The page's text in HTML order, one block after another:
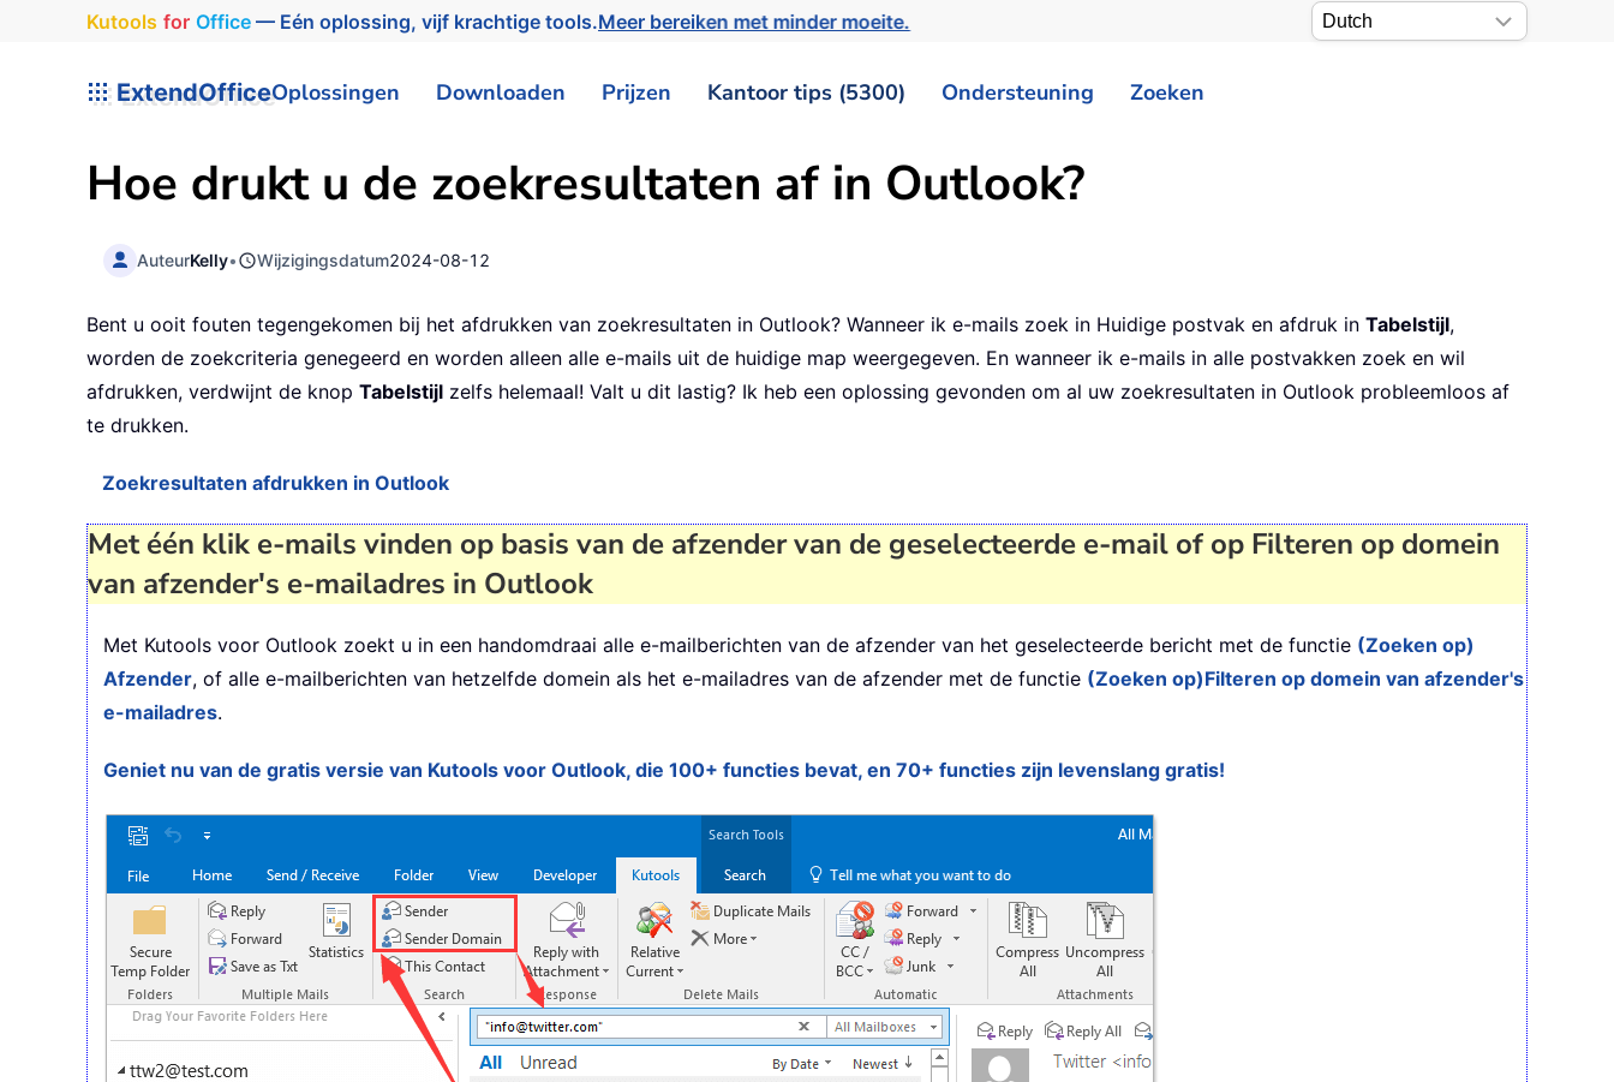
Kutools for Office— Eén oplossing, vijf krachtige tools.Meer bereiken met minder moeite.
ExtendOfficeOplossingen Downloaden Prijzen Kantoor tips (5300) Ondersteuning Zoeken
Hoe drukt u de zoekresultaten af in Outlook?
AuteurKelly• Wijzigingsdatum2024-08-12
Bent u ooit fouten tegengekomen bij het afdrukken van zoekresultaten in Outlook? Wanneer ik e-mails zoek in Huidige postvak en afdruk in Tabelstijl,
worden de zoekcriteria genegeerd en worden alleen alle e-mails uit de huidige map weergegeven. En wanneer ik e-mails in alle postvakken zoek en wil
afdrukken, verdwijnt de knop Tabelstijl zelfs helemaal! Valt u dit lastig? Ik heb een oplossing gevonden om al uw zoekresultaten in Outlook probleemloos af
te drukken.
Zoekresultaten afdrukken in Outlook
Met één klik e-mails vinden op basis van de afzender van de geselecteerde e-mail of op Filteren op domein
van afzender's e-mailadres in Outlook
Met Kutools voor Outlook zoekt u in een handomdraai alle e-mailberichten van de afzender van het geselecteerde bericht met de functie (Zoeken op)
Afzender, of alle e-mailberichten van hetzelfde domein als het e-mailadres van de afzender met de functie (Zoeken op)Filteren op domein van afzender's
e-mailadres.
Geniet nu van de gratis versie van Kutools voor Outlook, die 100+ functies bevat, en 70+ functies zijn levenslang gratis!